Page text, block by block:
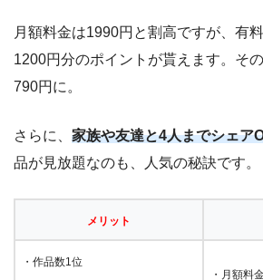
月額料金は1990円と割高ですが、有
1200円分のポイントが貰えます。そ
790円に。
さらに、 家族や友達と4人までシェア
品が見放題なのも、人気の秘訣です。
メリット
・作品数1位
・月額料